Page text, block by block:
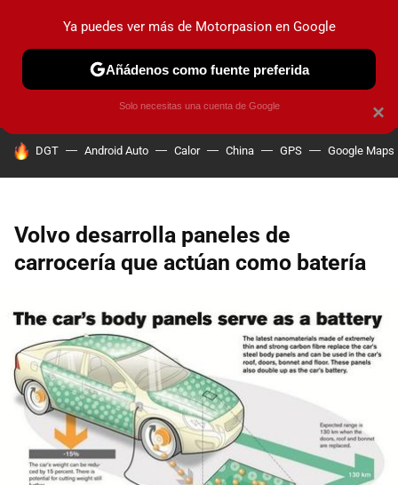
PRUEBAS COCHES ELÉCTRICOS OBSERVATORIO
HOY SE HABLA DE
DGT Android Auto Calor China GPS Google Maps
Volvo desarrolla paneles de
carrocería que actúan como batería
×
Ya puedes ver más de Motorpasion en Google
Añádenos como fuente preferida
Solo necesitas una cuenta de Google